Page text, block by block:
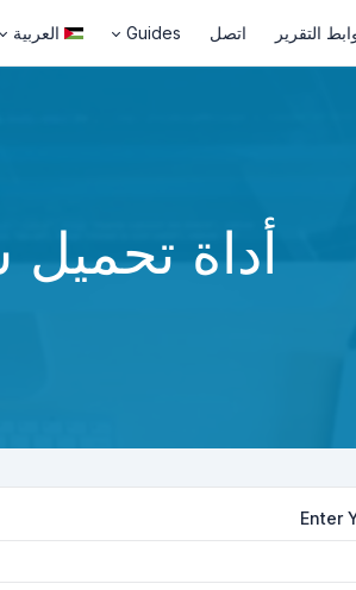
التقرير اتصل Guides العربية
أداة تحميل
Enter